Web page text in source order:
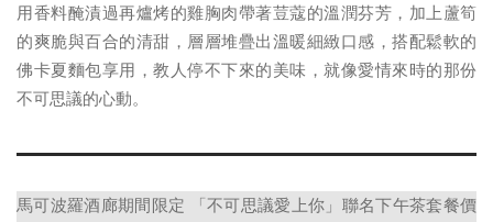
用香料醃漬過再爐烤的雞胸肉帶著荳蔻的溫潤芬芳，加上蘆筍
的爽脆與百合的清甜，層層堆疊出溫暖細緻口感，搭配鬆軟的
佛卡夏麵包享用，教人停不下來的美味，就像愛情來時的那份
不可思議的心動。
馬可波羅酒廊期間限定
「不可思議愛上你」聯名下午茶套餐價